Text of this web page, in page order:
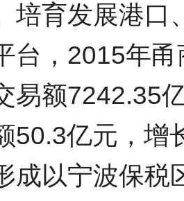
培育发展港口
台，2015年
易额7242.35
50.3亿元，增
成以宁波保税